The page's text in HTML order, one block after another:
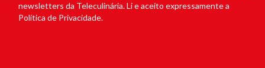
newsletters da Teleculinária. Li e aceito expressamente a
Política de Privacidade.